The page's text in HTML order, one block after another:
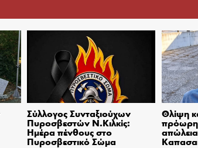
Σύλλογος Συνταξιούχων
Πυροσβεστών Ν.Κιλκίς:
Ημέρα πένθους στο
Πυροσβεστικό Σώμα
Θλίψη
πρόωρη